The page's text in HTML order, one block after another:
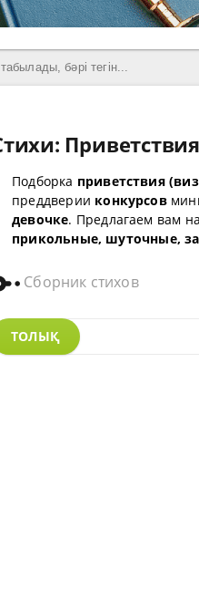
Подборка приветствия
преддверии конкурсов
девочке. Предлагаем вам
прикольные, шуточные,
Сборник стихов
ТОЛЫҚ